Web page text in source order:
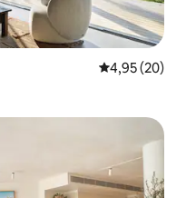
4,95 av 5 i
4,95 (20)